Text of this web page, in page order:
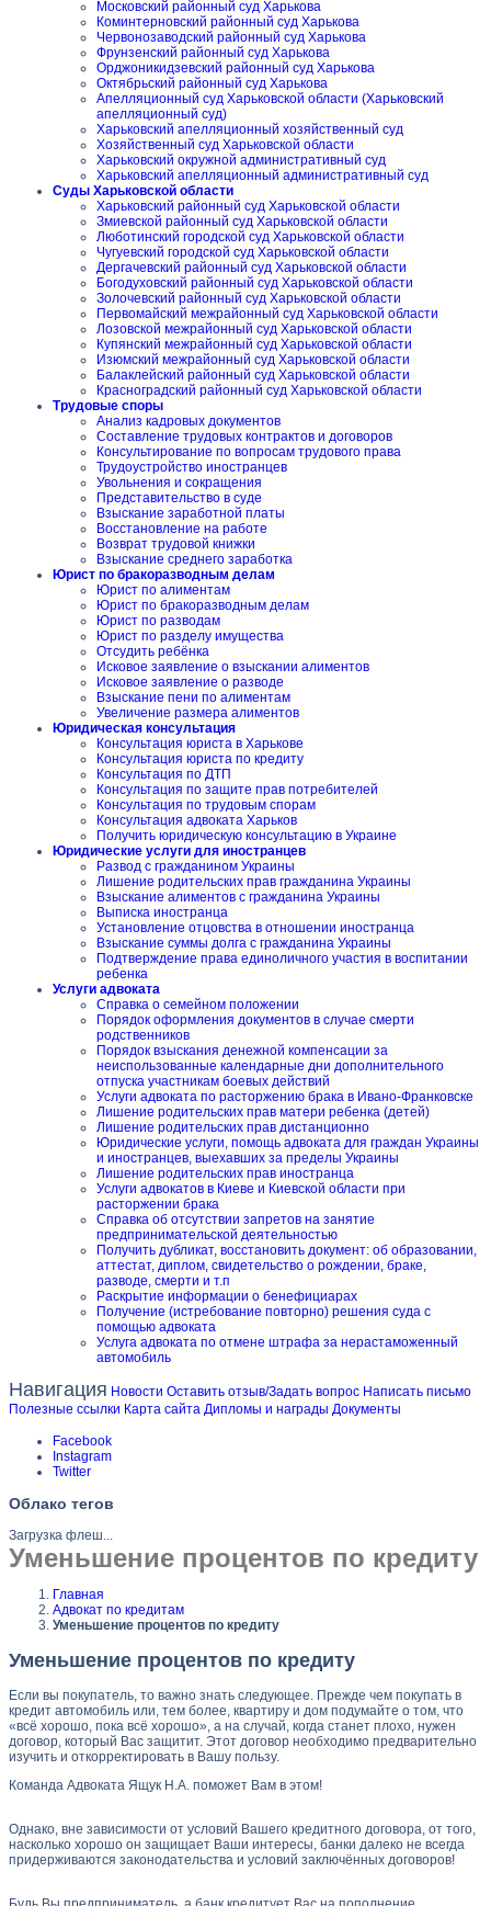
Московский районный суд Харькова
Коминтерновский районный суд Харькова
Червонозаводский районный суд Харькова
Фрунзенский районный суд Харькова
Орджоникидзевский районный суд Харькова
Октябрьский районный суд Харькова
Апелляционный суд Харьковской области (Харьковский
апелляционный суд)
Харьковский апелляционный хозяйственный суд
Хозяйственный суд Харьковской области
Харьковский окружной административный суд
Харьковский апелляционный административный суд
Суды Харьковской области
Харьковский районный суд Харьковской области
Змиевской районный суд Харьковской области
Люботинский городской суд Харьковской области
Чугуевский городской суд Харьковской области
Дергачевский районный суд Харьковской области
Богодуховский районный суд Харьковской области
Золочевский районный суд Харьковской области
Первомайский межрайонный суд Харьковской области
Лозовской межрайонный суд Харьковской области
Купянский межрайонный суд Харьковской области
Изюмский межрайонный суд Харьковской области
Балаклейский районный суд Харьковской области
Красноградский районный суд Харьковской области
Трудовые споры
Анализ кадровых документов
Составление трудовых контрактов и договоров
Консультирование по вопросам трудового права
Трудоустройство иностранцев
Увольнения и сокращения
Представительство в суде
Взыскание заработной платы
Восстановление на работе
Возврат трудовой книжки
Взыскание среднего заработка
Юрист по бракоразводным делам
Юрист по алиментам
Юрист по бракоразводным делам
Юрист по разводам
Юрист по разделу имущества
Отсудить ребёнка
Исковое заявление о взыскании алиментов
Исковое заявление о разводе
Взыскание пени по алиментам
Увеличение размера алиментов
Юридическая консультация
Консультация юриста в Харькове
Консультация юриста по кредиту
Консультация по ДТП
Консультация по защите прав потребителей
Консультация по трудовым спорам
Консультация адвоката Харьков
Получить юридическую консультацию в Украине
Юридические услуги для иностранцев
Развод с гражданином Украины
Лишение родительских прав гражданина Украины
Взыскание алиментов с гражданина Украины
Выписка иностранца
Установление отцовства в отношении иностранца
Взыскание суммы долга с гражданина Украины
Подтверждение права единоличного участия в воспитании
ребенка
Услуги адвоката
Справка о семейном положении
Порядок оформления документов в случае смерти
родственников
Порядок взыскания денежной компенсации за
неиспользованные календарные дни дополнительного
отпуска участникам боевых действий
Услуги адвоката по расторжению брака в Ивано-Франковске
Лишение родительских прав матери ребенка (детей)
Лишение родительских прав дистанционно
Юридические услуги, помощь адвоката для граждан Украины
и иностранцев, выехавших за пределы Украины
Лишение родительских прав иностранца
Услуги адвокатов в Киеве и Киевской области при
расторжении брака
Справка об отсутствии запретов на занятие
предпринимательской деятельностью
Получить дубликат, восстановить документ: об образовании,
аттестат, диплом, свидетельство о рождении, браке,
разводе, смерти и т.п
Раскрытие информации о бенефициарах
Получение (истребование повторно) решения суда с
помощью адвоката
Услуга адвоката по отмене штрафа за нерастаможенный
автомобиль
Навигация Новости Оставить отзыв/Задать вопрос Написать письмо
Полезные ссылки Карта сайта Дипломы и награды Документы
Facebook
Instagram
Twitter
Облако тегов
Загрузка флеш...
Уменьшение процентов по кредиту
Главная
Адвокат по кредитам
Уменьшение процентов по кредиту
Уменьшение процентов по кредиту
Если вы покупатель, то важно знать следующее. Прежде чем покупать в
кредит автомобиль или, тем более, квартиру и дом подумайте о том, что
«всё хорошо, пока всё хорошо», а на случай, когда станет плохо, нужен
договор, который Вас защитит. Этот договор необходимо предварительно
изучить и откорректировать в Вашу пользу.
Команда Адвоката Ящук Н.А. поможет Вам в этом!
Однако, вне зависимости от условий Вашего кредитного договора, от того,
насколько хорошо он защищает Ваши интересы, банки далеко не всегда
придерживаются законодательства и условий заключённых договоров!